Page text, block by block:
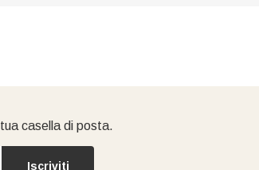
casella di posta.
Iscriviti